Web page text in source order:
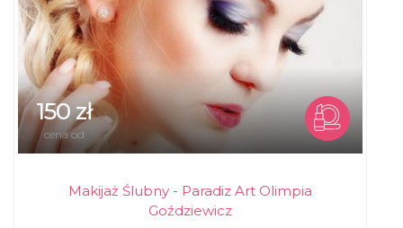
150 zł
cena od
Makijaż Ślubny - Paradiz Art Olimpia
Goździewicz